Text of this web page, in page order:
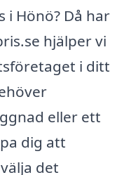
i Hönö? Då har
hjälper vi
i ditt
eller ett
dig att
det